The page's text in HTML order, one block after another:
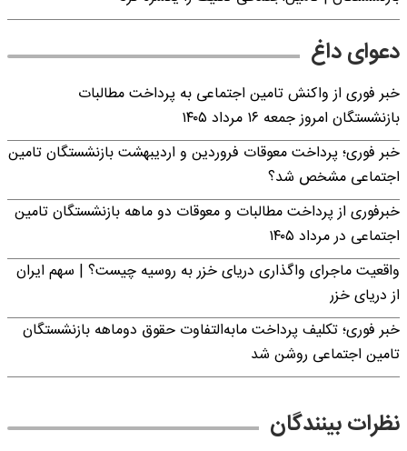
دعوای داغ
خبر فوری از واکنش تامین اجتماعی به پرداخت مطالبات
بازنشستگان امروز جمعه ۱۶ مرداد ۱۴۰۵
خبر فوری؛ پرداخت معوقات فروردین و اردیبهشت بازنشستگان تامین
اجتماعی مشخص شد؟
خبرفوری از پرداخت مطالبات و معوقات دو ماهه بازنشستگان تامین
اجتماعی در مرداد ۱۴۰۵
واقعیت ماجرای واگذاری دریای خزر به روسیه چیست؟ | سهم ایران
از دریای خزر
خبر فوری؛ تکلیف پرداخت مابه‌التفاوت حقوق دوماهه بازنشستگان
تامین اجتماعی روشن شد
نظرات بینندگان